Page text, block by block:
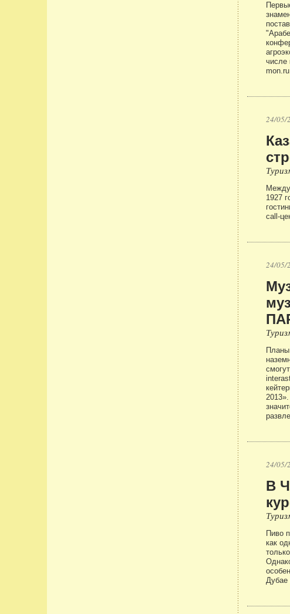
числе
24/05/
1927
call-
24/05/
24/05/
В
Пиво
как
Дубае